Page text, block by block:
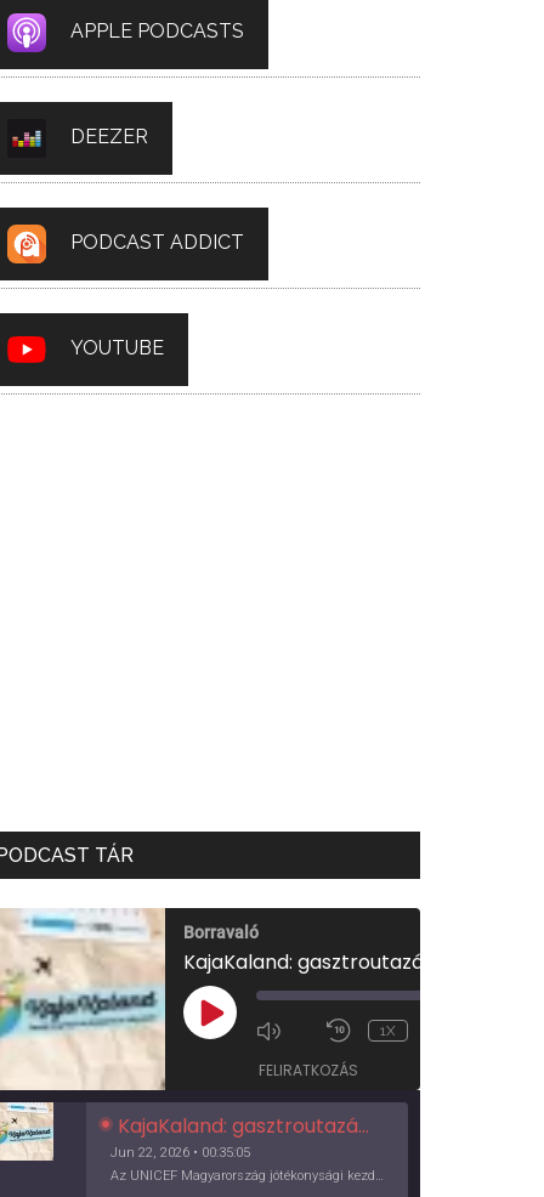
APPLE PODCASTS
DEEZER
PODCAST ADDICT
YOUTUBE
TÁR
Borravaló
PLAY
EPISODE
1X
FELIRATKOZÁS
KajaKaland: gasztroutazás a föld körül
Jun 22, 2026 • 00:35:05
Az UNICEF Magyarország jótékonysági kezdeményezése izgalmas, egész éves világkörüli ízutazásra hív, igazi családi program és gasztroedukáció, illetve segítség a rászorulóknak is egyben.